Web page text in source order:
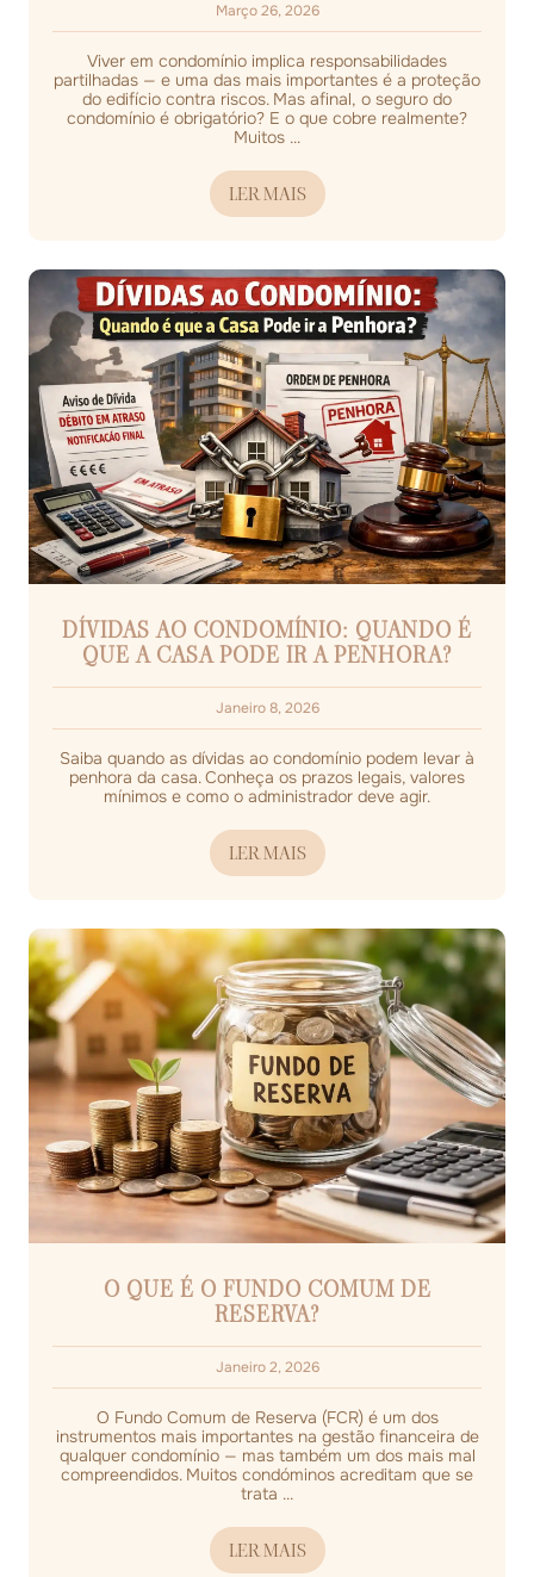
Março 26, 2026
Viver em condomínio implica responsabilidades
partilhadas — e uma das mais importantes é a proteção
do edifício contra riscos. Mas afinal, o seguro do
condomínio é obrigatório? E o que cobre realmente?
Muitos ...
LER MAIS
DÍVIDAS AO CONDOMÍNIO: QUANDO É
QUE A CASA PODE IR A PENHORA?
Janeiro 8, 2026
Saiba quando as dívidas ao condomínio podem levar à
penhora da casa. Conheça os prazos legais, valores
mínimos e como o administrador deve agir.
LER MAIS
O QUE É O FUNDO COMUM DE
RESERVA?
Janeiro 2, 2026
O Fundo Comum de Reserva (FCR) é um dos
instrumentos mais importantes na gestão financeira de
qualquer condomínio — mas também um dos mais mal
compreendidos. Muitos condóminos acreditam que se
trata ...
LER MAIS